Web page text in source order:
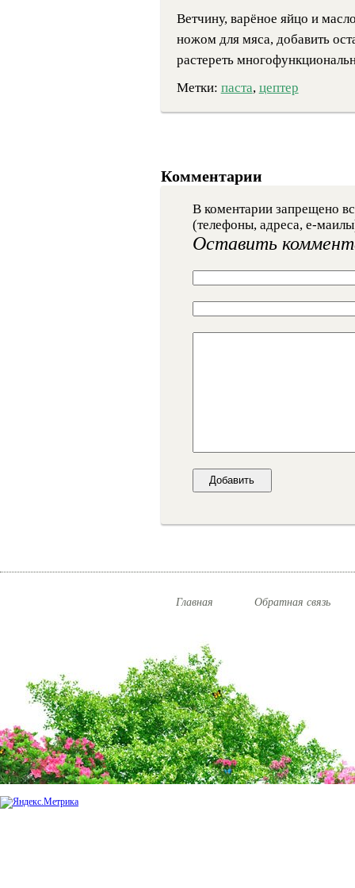
Ветчину, варёное яйцо и
ножом для мяса, добавить
растереть
Метки: паста, цептер
Комментарии
В коментарии запрещено
(телефоны, адреса, е-
Оставить
Главная Обратная связь